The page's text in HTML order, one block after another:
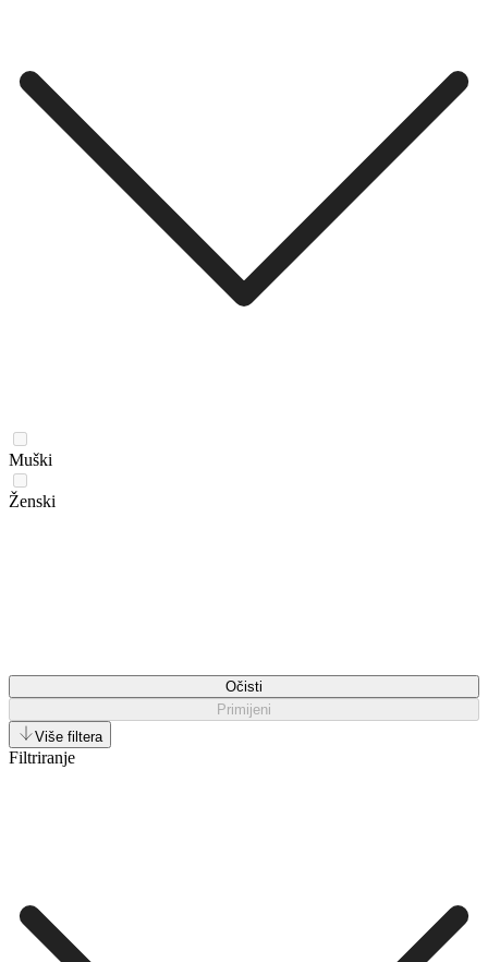
Muški
Ženski
Očisti
Primijeni
Više filtera
Filtriranje